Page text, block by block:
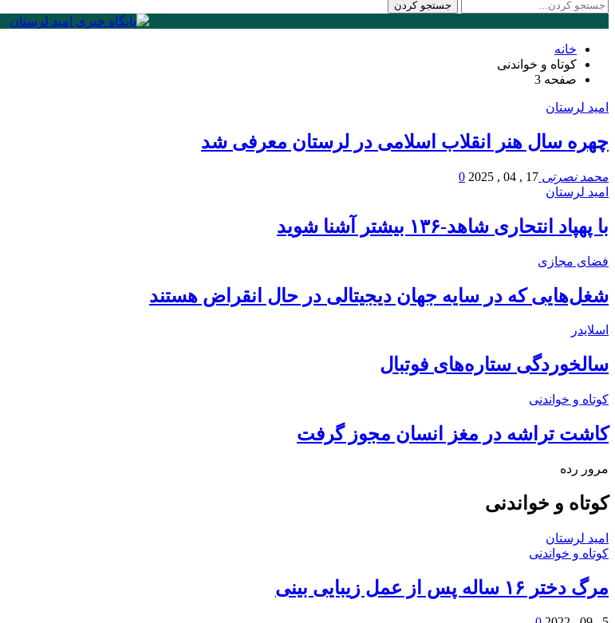
خانه
کوتاه و خواندنی
صفحه 3
امید لرستان
چهره سال هنر انقلاب اسلامی در لرستان معرفی شد
محمد نصرتی 17 , 04 , 2025
0
امید لرستان
با پهپاد انتحاری شاهد-۱۳۶ بیشتر آشنا شوید
فضای مجازی
شغل‌‌هایی که در سایه جهان دیجیتالی در حال انقراض هستند
اسلایدر
سالخوردگی ستاره‌های فوتبال
کوتاه و خواندنی
کاشت تراشه در مغز انسان مجوز گرفت
مرور رده
کوتاه و خواندنی
امید لرستان
کوتاه و خواندنی
مرگ دختر ۱۶ ساله پس از عمل زیبایی بینی